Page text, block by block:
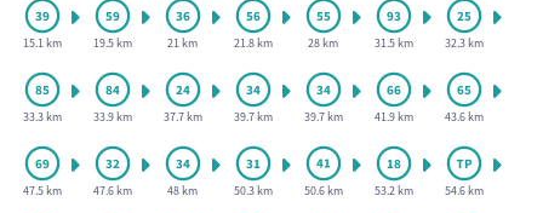
15.1 km 19.5 km 21 km 21.8 km 28 km 31.5 km 32.3 km
33.3 km 33.9 km 37.7 km 39.7 km 39.7 km 41.9 km 43.6 km
47.5 km 47.6 km 48 km 50.3 km 50.6 km 53.2 km 54.6 km